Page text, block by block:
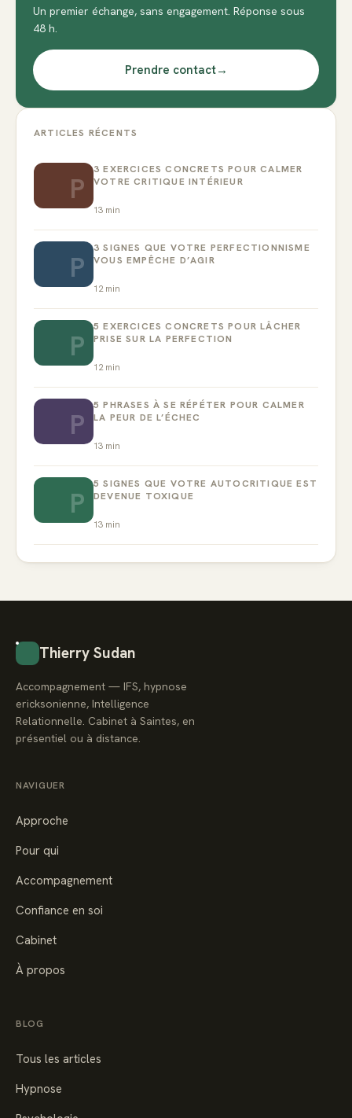
Un premier échange, sans engagement. Réponse sous
48 h.
Prendre contact→
ARTICLES RÉCENTS
P
3 EXERCICES CONCRETS POUR CALMER
VOTRE CRITIQUE INTÉRIEUR
13 min
P
3 SIGNES QUE VOTRE PERFECTIONNISME
VOUS EMPÊCHE D’AGIR
12 min
P
5 EXERCICES CONCRETS POUR LÂCHER
PRISE SUR LA PERFECTION
12 min
P
5 PHRASES À SE RÉPÉTER POUR CALMER
LA PEUR DE L’ÉCHEC
13 min
P
5 SIGNES QUE VOTRE AUTOCRITIQUE EST
DEVENUE TOXIQUE
13 min
Thierry Sudan
Accompagnement — IFS, hypnose
ericksonienne, Intelligence
Relationnelle. Cabinet à Saintes, en
présentiel ou à distance.
NAVIGUER
Approche
Pour qui
Accompagnement
Confiance en soi
Cabinet
À propos
BLOG
Tous les articles
Hypnose